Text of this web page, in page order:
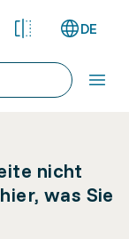
DE
nicht
was Sie